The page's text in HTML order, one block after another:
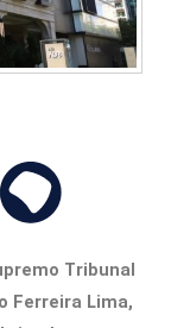
Tribunal
Ferreira Lima,